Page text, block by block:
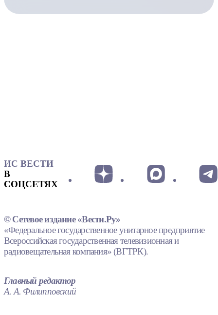
ИС ВЕСТИ
В
СОЦСЕТЯХ
© Сетевое издание «Вести.Ру»
«Федеральное государственное унитарное предприятие
Всероссийская государственная телевизионная и
радиовещательная компания» (ВГТРК).
Главный редактор
А. А. Филипповский